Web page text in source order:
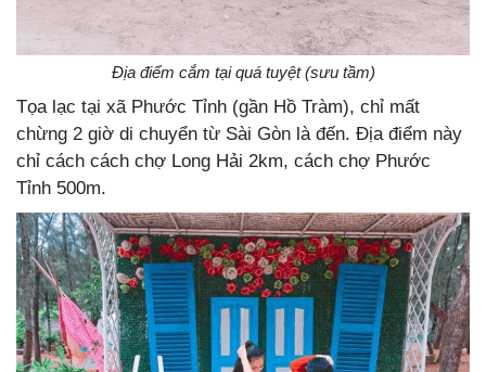
Địa điểm cắm tại quá tuyệt (sưu tầm)
Tọa lạc tại xã Phước Tỉnh (gần Hồ Tràm), chỉ mất
chừng 2 giờ di chuyển từ Sài Gòn là đến. Địa điểm này
chỉ cách cách chợ Long Hải 2km, cách chợ Phước
Tỉnh 500m.